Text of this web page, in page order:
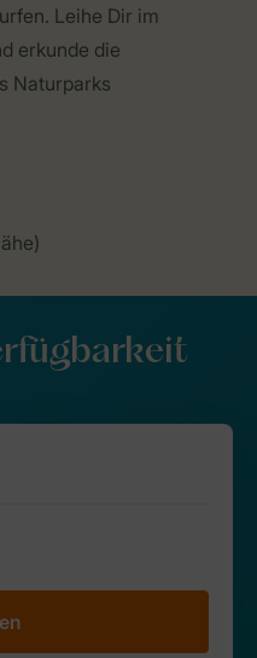
Leihe Dir im
erkunde die
Naturparks